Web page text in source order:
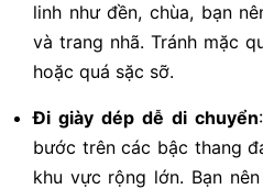
linh như đền, chùa, bạn
và trang nhã. Tránh mặc
hoặc quá sặc sỡ.
Đi giày dép dễ di chuyển
bước trên các bậc thang
khu vực rộng lớn. Bạn